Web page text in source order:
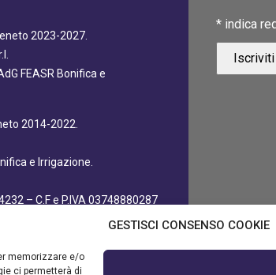
GESTISCI CONSENSO COOKIE
memorizzare e/o
ci permetterà di
2023-2027.
FEASR Bonifica e
2014-2022.
e Irrigazione.
– C.F e P.IVA 03748880287
* indica